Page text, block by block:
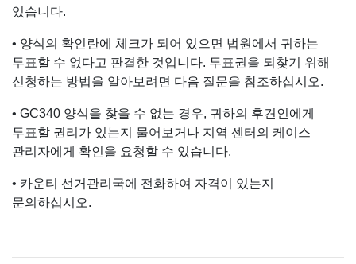
있습니다.
• 양식의 확인란에 체크가 되어 있으면 법원에서 귀하는
투표할 수 없다고 판결한 것입니다. 투표권을 되찾기 위해
신청하는 방법을 알아보려면 다음 질문을 참조하십시오.
• GC340 양식을 찾을 수 없는 경우, 귀하의 후견인에게
투표할 권리가 있는지 물어보거나 지역 센터의 케이스
관리자에게 확인을 요청할 수 있습니다.
• 카운티 선거관리국에 전화하여 자격이 있는지
문의하십시오.